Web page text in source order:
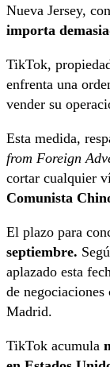
Nueva Jersey,
importa
TikTok,
enfrenta una
vender su
Esta medida,
from Foreign
cortar cualquier
Comunista
El plazo para
septiembre.
aplazado esta
de
Madrid.
TikTok acumula